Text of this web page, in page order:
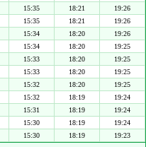
15:35 18:21
19:26
15:35 18:21
19:26
15:34 18:20
19:26
15:34 18:20
19:25
15:33 18:20
19:25
15:33 18:20
19:25
15:32 18:20
19:25
15:32 18:19
19:24
15:31 18:19
19:24
15:30 18:19
19:24
15:30 18:19 19:23